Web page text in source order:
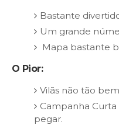
Bastante
Um grande
Mapa bastante
O Pior:
Vilãs não tão
Campanha
pegar.